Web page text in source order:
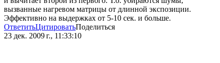
вызванные нагревом матрицы от длинной экспозиции.
Эффективно на выдержках от 5-10 сек. и больше.
ОтветитьЦитироватьПоделиться
23 дек. 2009 г., 11:33:10